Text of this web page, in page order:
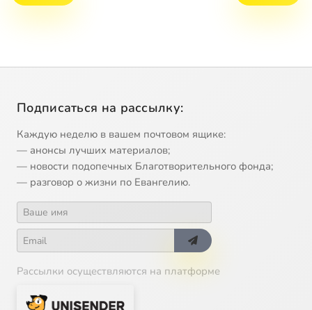
Подписаться на рассылку:
Каждую неделю в вашем почтовом ящике:
— анонсы лучших материалов;
— новости подопечных Благотворительного фонда;
— разговор о жизни по Евангелию.
Рассылки осуществляются на платформе